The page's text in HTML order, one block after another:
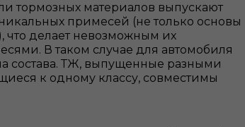
тормозных материалов выпускают
примесей (не только основы
что делает невозможным их
В таком случае для автомобиля
состава. ТЖ, выпущенные разными
к одному классу, совместимы